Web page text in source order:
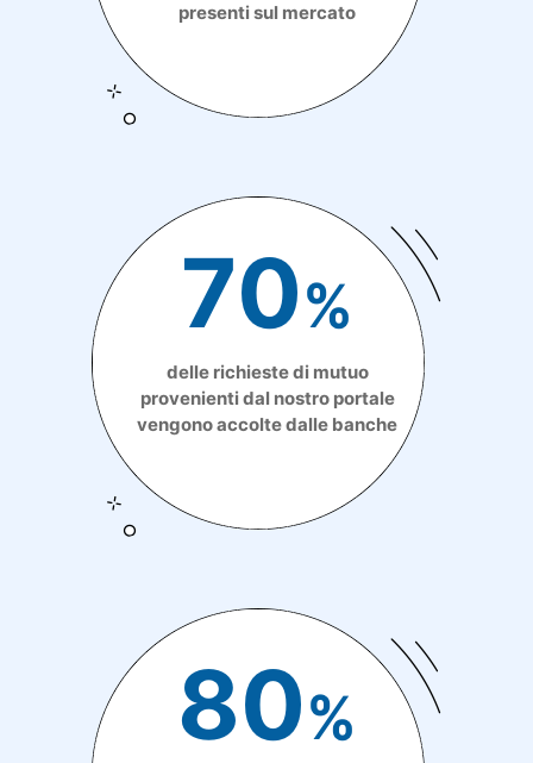
presenti sul mercato
70%
delle richieste di mutuo
provenienti dal nostro portale
vengono accolte dalle banche
80%